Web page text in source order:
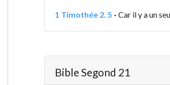
1 Timothée 2. 5 - Car il y a un
Bible Segond 21